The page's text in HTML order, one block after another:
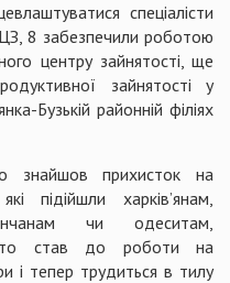
спеціалісти
8 забезпечили роботою
центру зайнятості, ще
зайнятості у
Бузькій районній філіях
знайшов прихисток на
підійшли харків’янам,
чи одеситам,
хто став до роботи на
і тепер трудиться в тилу